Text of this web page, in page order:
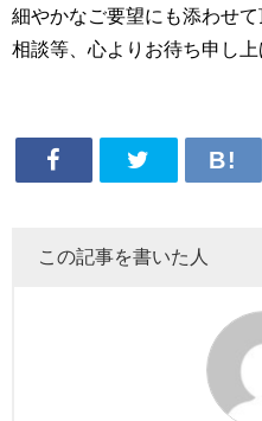
細やかなご要望にも添わせ
相談等、心よりお待ち申し上
この記事を書いた人